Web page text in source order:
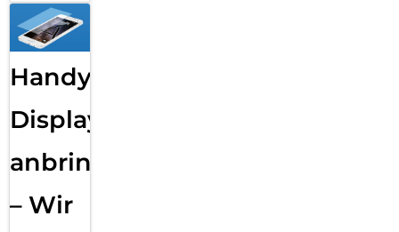
Handy
Displayfolie
anbringen
– Wir